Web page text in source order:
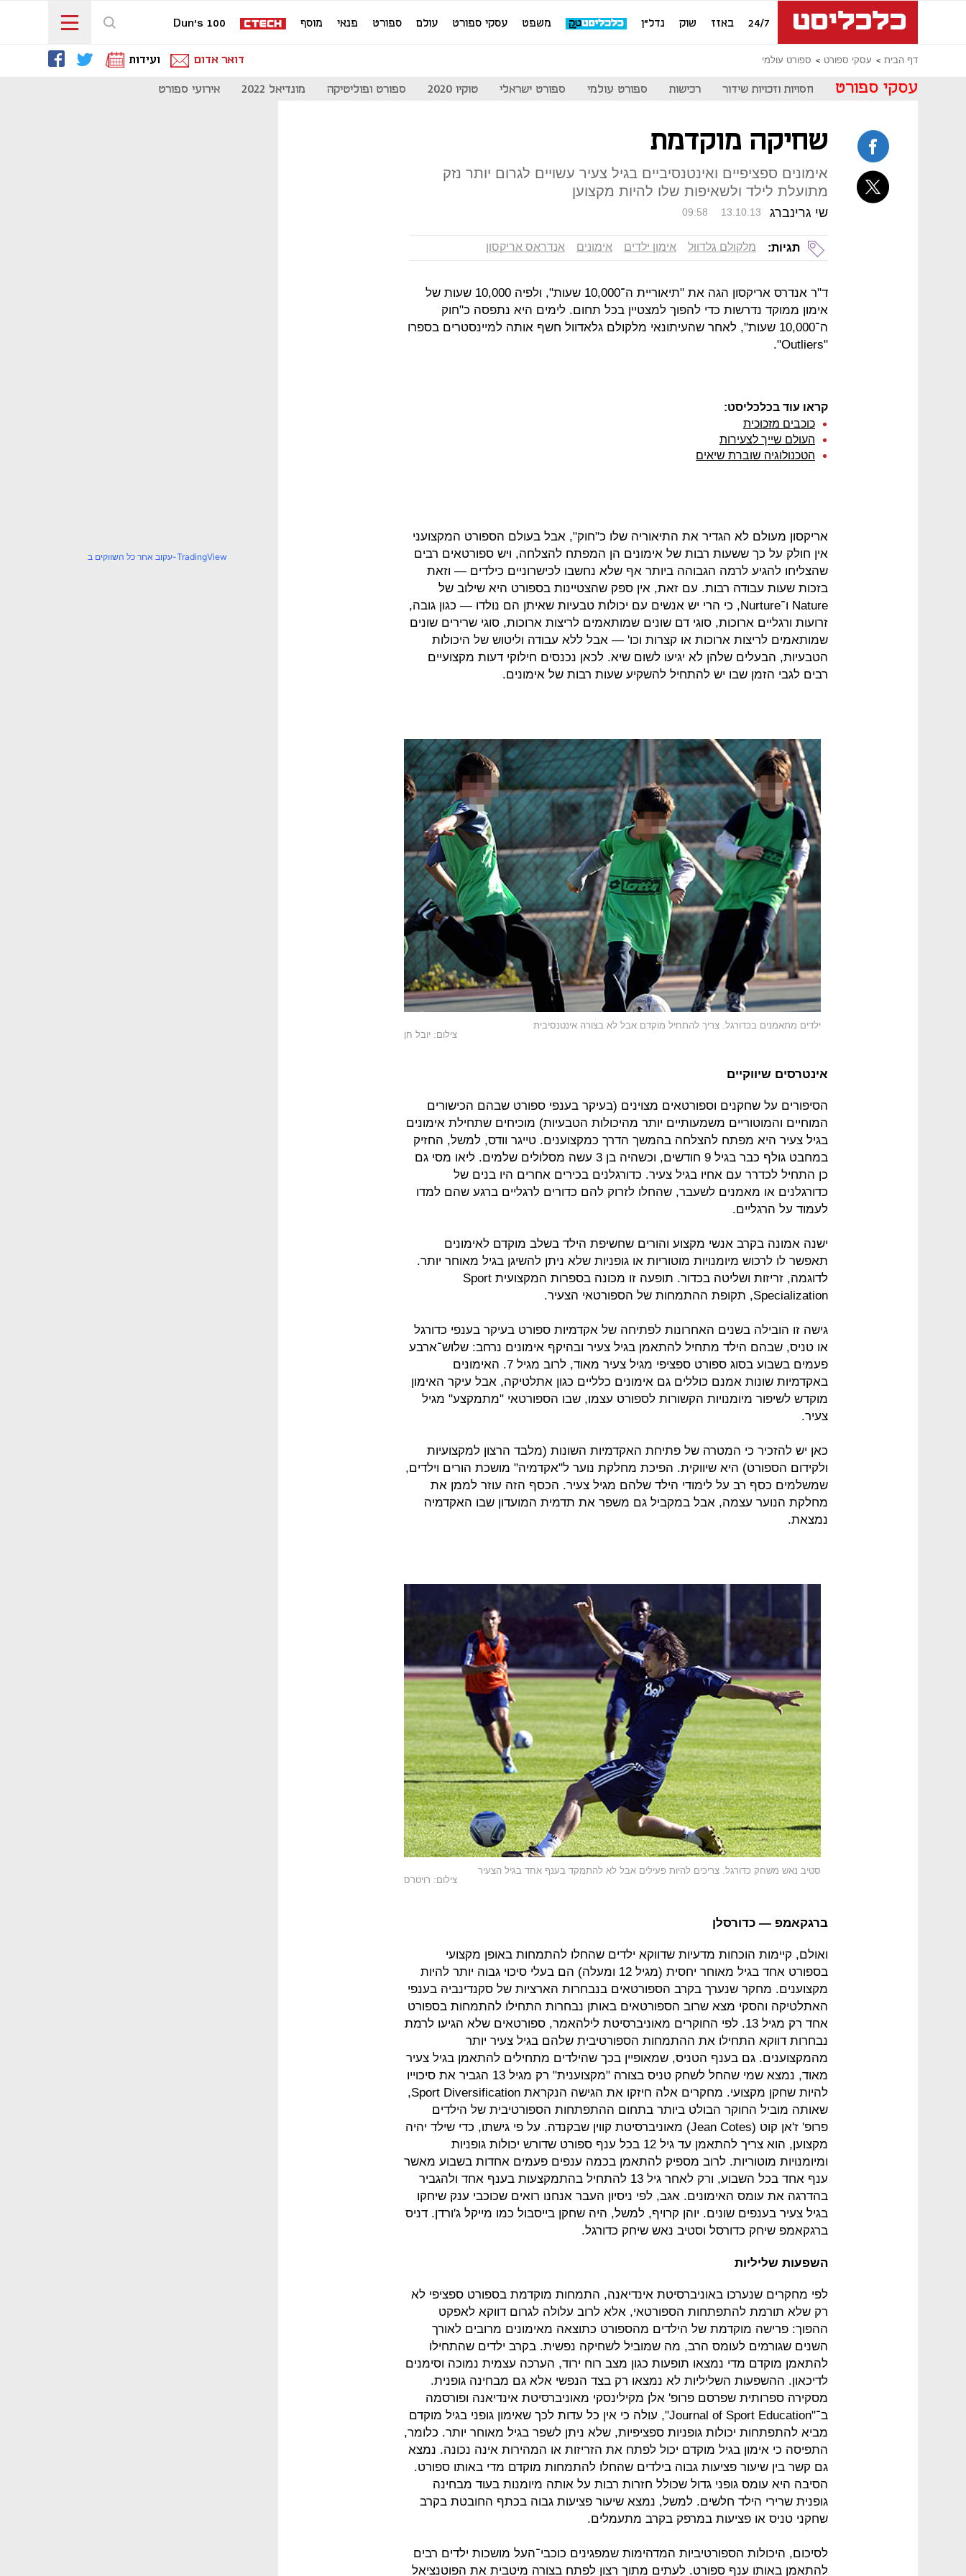
24/7 באזז שוק נדל"ן משפט עסקי ספורט עולם ספורט פנאי מוסף Dun's 100
דף הבית עסקי ספורט ספורט עולמי דואר אדום ועידות
עסקי ספורט חסויות וזכויות שידור רכישות ספורט עולמי ספורט ישראלי טוקיו 2020 ספורט ופוליטיקה מונדיאל 2022 אירועי ספורט
שחיקה מוקדמת
אימונים ספציפיים ואינטנסיביים בגיל צעיר עשויים לגרום יותר נזק
מתועלת לילד ולשאיפות שלו להיות מקצוען
שי גרינברג 09:58 13.10.13
תגיות: מלקולם גלדוול אימון ילדים אימונים אנדראס אריקסון
ד"ר אנדרס אריקסון הגה את "תיאוריית ה־10,000 שעות", ולפיה 10,000 שעות של
אימון ממוקד נדרשות כדי להפוך למצטיין בכל תחום. לימים היא נתפסה כ"חוק
ה־10,000 שעות", לאחר שהעיתונאי מלקולם גלאדוול חשף אותה למיינסטרים בספרו
"Outliers".
קראו עוד בכלכליסט:
כוכבים מזכוכית
העולם שייך לצעירות
הטכנולוגיה שוברת שיאים
אריקסון מעולם לא הגדיר את התיאוריה שלו כ"חוק", אבל בעולם הספורט המקצועני
אין חולק על כך ששעות רבות של אימונים הן המפתח להצלחה, ויש ספורטאים רבים
שהצליחו להגיע לרמה הגבוהה ביותר אף שלא נחשבו לכישרוניים כילדים — וזאת
בזכות שעות עבודה רבות. עם זאת, אין ספק שהצטיינות בספורט היא שילוב של
Nature ו־Nurture, כי הרי יש אנשים עם יכולות טבעיות שאיתן הם נולדו — כגון גובה,
זרועות ורגליים ארוכות, סוגי דם שונים שמותאמים לריצות ארוכות, סוגי שרירים שונים
שמותאמים לריצות ארוכות או קצרות וכו' — אבל ללא עבודה וליטוש של היכולות
הטבעיות, הבעלים שלהן לא יגיעו לשום שיא. לכאן נכנסים חילוקי דעות מקצועיים
רבים לגבי הזמן שבו יש להתחיל להשקיע שעות רבות של אימונים.
ילדים מתאמנים בכדורגל. צריך להתחיל מוקדם אבל לא בצורה אינטנסיבית
צילום: יובל חן
אינטרסים שיווקיים
הסיפורים על שחקנים וספורטאים מצוינים (בעיקר בענפי ספורט שבהם הכישורים
המוחיים והמוטוריים משמעותיים יותר מהיכולות הטבעיות) מוכיחים שתחילת אימונים
בגיל צעיר היא מפתח להצלחה בהמשך הדרך כמקצוענים. טייגר וודס, למשל, החזיק
במחבט גולף כבר בגיל 9 חודשים, וכשהיה בן 3 עשה מסלולים שלמים. ליאו מסי גם
כן התחיל לכדרר עם אחיו בגיל צעיר. כדורגלנים בכירים אחרים היו בנים של
כדורגלנים או מאמנים לשעבר, שהחלו לזרוק להם כדורים לרגליים ברגע שהם למדו
לעמוד על הרגליים.
ישנה אמונה בקרב אנשי מקצוע והורים שחשיפת הילד בשלב מוקדם לאימונים
תאפשר לו לרכוש מיומנויות מוטוריות או גופניות שלא ניתן להשיגן בגיל מאוחר יותר.
לדוגמה, זריזות ושליטה בכדור. תופעה זו מכונה בספרות המקצועית Sport
Specialization, תקופת ההתמחות של הספורטאי הצעיר.
גישה זו הובילה בשנים האחרונות לפתיחה של אקדמיות ספורט בעיקר בענפי כדורגל
או טניס, שבהם הילד מתחיל להתאמן בגיל צעיר ובהיקף אימונים נרחב: שלוש־ארבע
פעמים בשבוע בסוג ספורט ספציפי מגיל צעיר מאוד, לרוב מגיל 7. האימונים
באקדמיות שונות אמנם כוללים גם אימונים כלליים כגון אתלטיקה, אבל עיקר האימון
מוקדש לשיפור מיומנויות הקשורות לספורט עצמו, שבו הספורטאי "מתמקצע" מגיל
צעיר.
כאן יש להזכיר כי המטרה של פתיחת האקדמיות השונות (מלבד הרצון למקצועיות
ולקידום הספורט) היא שיווקית. הפיכת מחלקת נוער ל"אקדמיה" מושכת הורים וילדים,
שמשלמים כסף רב על לימודי הילד שלהם מגיל צעיר. הכסף הזה עוזר לממן את
מחלקת הנוער עצמה, אבל במקביל גם משפר את תדמית המועדון שבו האקדמיה
נמצאת.
סטיב נאש משחק כדורגל. צריכים להיות פעילים אבל לא להתמקד בענף אחד בגיל הצעיר
צילום: רויטרס
ברגקאמפ — כדורסלן
ואולם, קיימות הוכחות מדעיות שדווקא ילדים שהחלו להתמחות באופן מקצועי
בספורט אחד בגיל מאוחר יחסית (מגיל 12 ומעלה) הם בעלי סיכוי גבוה יותר להיות
מקצוענים. מחקר שנערך בקרב הספורטאים בנבחרות הארציות של סקנדינביה בענפי
האתלטיקה והסקי מצא שרוב הספורטאים באותן נבחרות התחילו להתמחות בספורט
אחד רק מגיל 13. לפי החוקרים מאוניברסיטת לילהאמר, ספורטאים שלא הגיעו לרמת
נבחרות דווקא התחילו את ההתמחות הספורטיבית שלהם בגיל צעיר יותר
מהמקצוענים. גם בענף הטניס, שמאופיין בכך שהילדים מתחילים להתאמן בגיל צעיר
מאוד, נמצא שמי שהחל לשחק טניס בצורה "מקצוענית" רק מגיל 13 הגביר את סיכוייו
להיות שחקן מקצועי. מחקרים אלה חיזקו את הגישה הנקראת Sport Diversification,
שאותה מוביל החוקר הבולט ביותר בתחום ההתפתחות הספורטיבית של הילדים
פרופ' ז'אן קוט (Jean Cotes) מאוניברסיטת קווין שבקנדה. על פי גישתו, כדי שילד יהיה
מקצוען, הוא צריך להתאמן עד גיל 12 בכל ענף ספורט שדורש יכולות גופניות
ומיומנויות מוטוריות. לרוב מספיק להתאמן בכמה ענפים פעמים אחדות בשבוע מאשר
ענף אחד בכל השבוע, ורק לאחר גיל 13 להתחיל בהתמקצעות בענף אחד ולהגביר
בהדרגה את עומס האימונים. אגב, לפי ניסיון העבר אנחנו רואים שכוכבי ענק שיחקו
בגיל צעיר בענפים שונים. יוהן קרויף, למשל, היה שחקן בייסבול כמו מייקל ג'ורדן. דניס
ברגקאמפ שיחק כדורסל וסטיב נאש שיחק כדורגל.
השפעות שליליות
לפי מחקרים שנערכו באוניברסיטת אינדיאנה, התמחות מוקדמת בספורט ספציפי לא
רק שלא תורמת להתפתחות הספורטאי, אלא לרוב עלולה לגרום דווקא לאפקט
ההפוך: פרישה מוקדמת של הילדים מהספורט כתוצאה מאימונים מרובים לאורך
השנים שגורמים לעומס הרב, מה שמוביל לשחיקה נפשית. בקרב ילדים שהתחילו
להתאמן מוקדם מדי נמצאו תופעות כגון מצב רוח ירוד, הערכה עצמית נמוכה וסימנים
לדיכאון. ההשפעות השליליות לא נמצאו רק בצד הנפשי אלא גם מבחינה גופנית.
מסקירה ספרותית שפרסם פרופ' אלן מקילינסקי מאוניברסיטת אינדיאנה ופורסמה
ב־"Journal of Sport Education", עולה כי אין כל עדות לכך שאימון גופני בגיל מוקדם
מביא להתפתחות יכולות גופניות ספציפיות, שלא ניתן לשפר בגיל מאוחר יותר. כלומר,
התפיסה כי אימון בגיל מוקדם יכול לפתח את הזריזות או המהירות אינה נכונה. נמצא
גם קשר בין שיעור פציעות גבוה בילדים שהחלו להתמחות מוקדם מדי באותו ספורט.
הסיבה היא עומס גופני גדול שכולל חזרות רבות על אותה מיומנות בעוד מבחינה
גופנית שרירי הילד חלשים. למשל, נמצא שיעור פציעות גבוה בכתף החובטת בקרב
שחקני טניס או פציעות במרפק בקרב מתעמלים.
לסיכום, היכולות הספורטיביות המדהימות שמפגינים כוכבי־העל מושכות ילדים רבים
להתאמן באותו ענף ספורט. לעתים מתוך רצון לפתח בצורה מיטבית את הפוטנציאל
עקוב אחר כל השווקים ב-TradingView